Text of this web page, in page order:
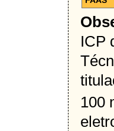
ICP
100